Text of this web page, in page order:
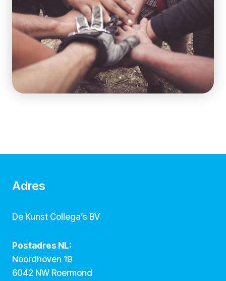
Adres
De Kunst Collega’s BV
Postadres NL:
Noordhoven 19
6042 NW Roermond